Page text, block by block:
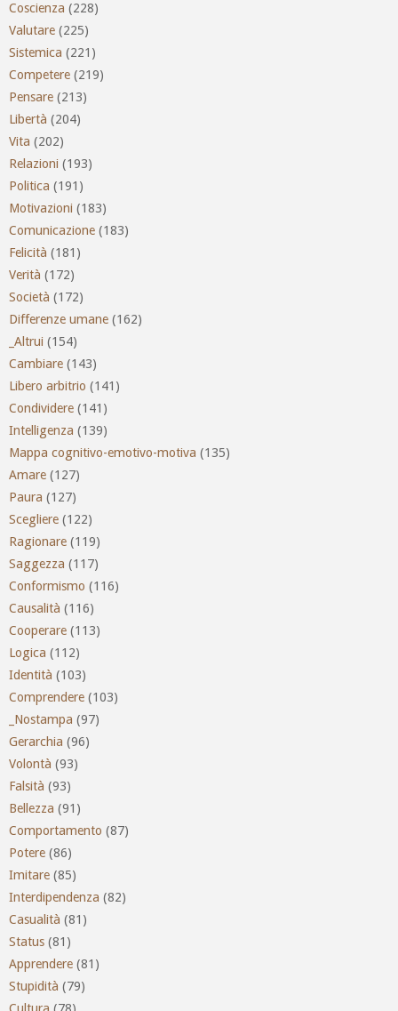
Coscienza (228)
Valutare (225)
Sistemica (221)
Competere (219)
Pensare (213)
Libertà (204)
Vita (202)
Relazioni (193)
Politica (191)
Motivazioni (183)
Comunicazione (183)
Felicità (181)
Verità (172)
Società (172)
Differenze umane (162)
_Altrui (154)
Cambiare (143)
Libero arbitrio (141)
Condividere (141)
Intelligenza (139)
Mappa cognitivo-emotivo-motiva (135)
Amare (127)
Paura (127)
Scegliere (122)
Ragionare (119)
Saggezza (117)
Conformismo (116)
Causalità (116)
Cooperare (113)
Logica (112)
Identità (103)
Comprendere (103)
_Nostampa (97)
Gerarchia (96)
Volontà (93)
Falsità (93)
Bellezza (91)
Comportamento (87)
Potere (86)
Imitare (85)
Interdipendenza (82)
Casualità (81)
Status (81)
Apprendere (81)
Stupidità (79)